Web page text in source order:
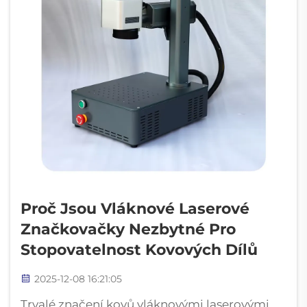
Proč Jsou Vláknové Laserové
Značkovačky Nezbytné Pro
Stopovatelnost Kovových Dílů
2025-12-08 16:21:05